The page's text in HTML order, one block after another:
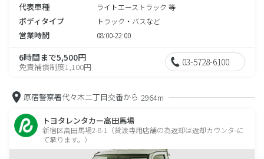
代表車種 ライトエーストラック 等
ボディタイプ トラック・バスなど
営業時間 08:00-22:00
6時間まで5,500円
免責補償制度1,100円 03-5728-6100
原宿警察署代々木二丁目交番から 2964m
トヨタレンタカー高田馬場
新宿区高田馬場2-8-1（貸渡専用店舗の為返却は返却カウンタ-に
て承ります。）